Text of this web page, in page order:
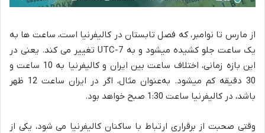
از مارس تا نوامبر، که فصل تابستان در کالیفرنیا است، ساعت ‌ها به
یک ساعت جلو کشیده میشود و به UTC-7
تغییر می ‌کند. یعنی در
این بازه زمانی، اختلاف ساعت بین ایران و کالیفرنیا به 10 ساعت و
30 دقیقه کم میشود. به‌عنوان مثال، اگر در ایران ساعت 12 ظهر
باشد، در کالیفرنیا ساعت 1:30 صبح خواهد بود.
وقتی صحبت از برقراری ارتباط با ساکنان کالیفرنیا می ‌شود، یکی از